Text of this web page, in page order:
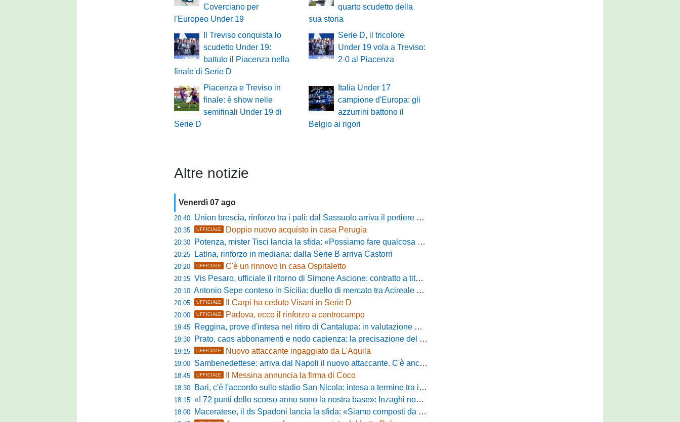
Coverciano per
l'Europeo Under 19
quarto scudetto della
sua storia
Il Treviso conquista lo
scudetto Under 19:
battuto il Piacenza nella
finale di Serie D
Serie D, il tricolore
Under 19 vola a Treviso:
2-0 al Piacenza
Piacenza e Treviso in
finale: è show nelle
semifinali Under 19 di
Serie D
Italia Under 17
campione d'Europa: gli
azzurrini battono il
Belgio ai rigori
Altre notizie
Venerdì 07 ago
20:40 Union brescia, rinforzo tra i pali: dal Sassuolo arriva il portiere Gioele Zacchi
20:35 UFFICIALE Doppio nuovo acquisto in casa Perugia
20:30 Potenza, mister Tisci lancia la sfida: «Possiamo fare qualcosa di storico e regalarci la trasferta a Genova»
20:25 Latina, rinforzo in mediana: dalla Serie B arriva Castorri
20:20 UFFICIALE C'è un rinnovo in casa Ospitaletto
20:15 Vis Pesaro, ufficiale il ritorno di Simone Ascione: contratto a titolo definitivo fino al 2029
20:10 Antonio Sepe conteso in Sicilia: duello di mercato tra Acireale e Messina
20:05 UFFICIALE Il Carpi ha ceduto Visani in Serie D
20:00 UFFICIALE Padova, ecco il rinforzo a centrocampo
19:45 Reggina, prove d'intesa nel ritiro di Cantalupa: in valutazione Blazevic e Anton
19:30 Prato, caos abbonamenti e nodo capienza: la precisazione del club laniero
19:15 UFFICIALE Nuovo attaccante ingaggiato da L'Aquila
19:00 Sambenedettese: arriva dal Napoli il nuovo attaccante. C'è anche l'ufficialità
18:45 UFFICIALE Il Messina annuncia la firma di Coco
18:30 Bari, c'è l'accordo sullo stadio San Nicola: intesa a termine tra il Comune e il club di De Laurentiis
18:15 «I 72 punti dello scorso anno sono la nostra base»: Inzaghi non si nasconde e carica l'ambiente
18:00 Maceratese, il ds Spadoni lancia la sfida: «Siamo composti da elementi validi con motivazioni altissime»